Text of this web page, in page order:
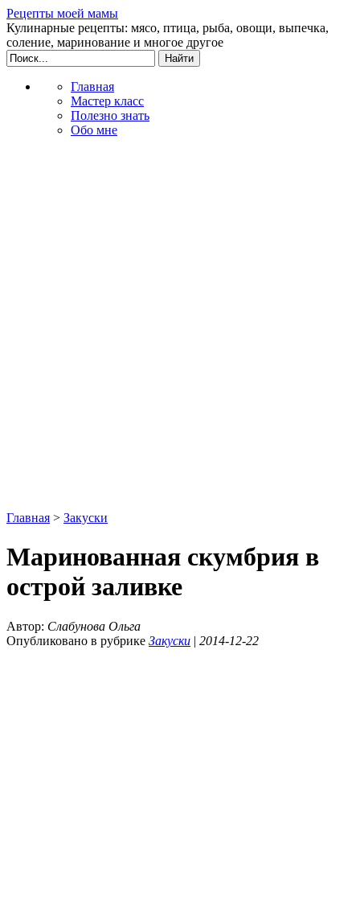
Рецепты моей мамы
Кулинарные рецепты: мясо, птица, рыба, овощи, выпечка,
соление, маринование и многое другое
Главная
Мастер класс
Полезно знать
Обо мне
Главная > Закуски
Маринованная скумбрия в
острой заливке
Автор: Слабунова Ольга
Опубликовано в рубрике Закуски | 2014-12-22